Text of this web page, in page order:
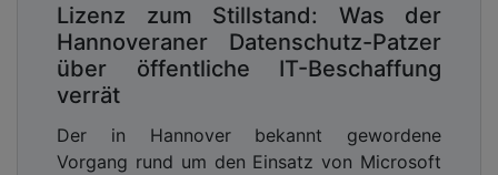
Lizenz zum Stillstand: Was der
Hannoveraner Datenschutz-Patzer
über öffentliche IT-Beschaffung
verrät
Der in Hannover bekannt gewordene
Vorgang rund um den Einsatz von Microsoft